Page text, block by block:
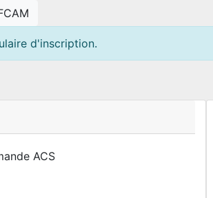
d'inscription.
ACS